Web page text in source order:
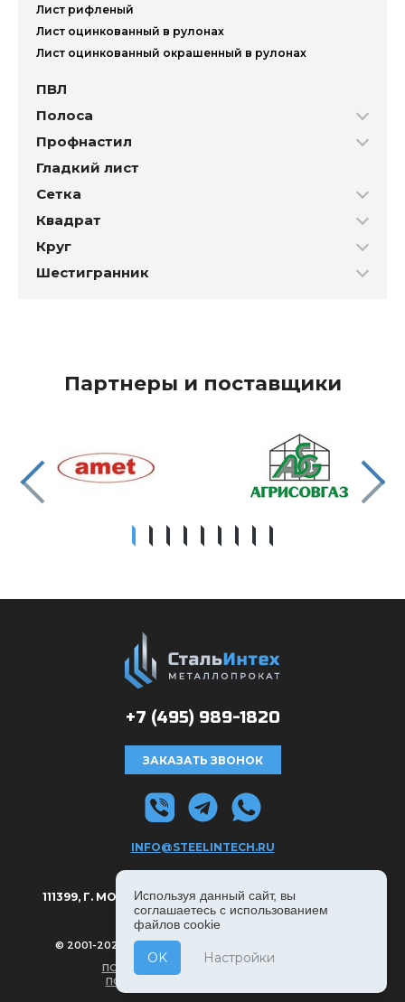
Лист рифленый
Лист оцинкованный в рулонах
Лист оцинкованный окрашенный в рулонах
ПВЛ
Полоса
Профнастил
Гладкий лист
Сетка
Квадрат
Круг
Шестигранник
Партнеры и поставщики
+7 (495)989-1820
ЗАКАЗАТЬ ЗВОНОК
INFO@STEELINTECH.RU
111399, Г. МОСКВА, РЯЗАНСКИЙ ПРОСПЕКТ Д. 8А, С. 1.
© 2001-2026, СТАЛЬИНТЕХ — ВСЕ ПРАВА ЗАЩИЩЕНЫ
ПОЛИТИКА КОНФИДЕНЦИАЛЬНОСТИ
ПОЛЬЗОВАТЕЛЬСКОЕ СОГЛАШЕНИЕ
Используя данный сайт, вы
соглашаетесь с использованием
файлов cookie
OK Настройки